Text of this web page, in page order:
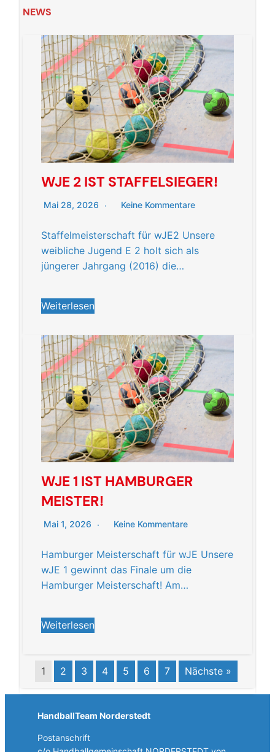
NEWS
WJE 2 IST STAFFELSIEGER!
Mai 28, 2026 Keine Kommentare
Staffelmeisterschaft für wJE2 Unsere
weibliche Jugend E 2 holt sich als
jüngerer Jahrgang (2016) die…
Weiterlesen
WJE 1 IST HAMBURGER
MEISTER!
Mai 1, 2026 Keine Kommentare
Hamburger Meisterschaft für wJE Unsere
wJE 1 gewinnt das Finale um die
Hamburger Meisterschaft! Am…
Weiterlesen
1 2 3 4 5 6 7 Nächste »
HandballTeam Norderstedt
Postanschrift